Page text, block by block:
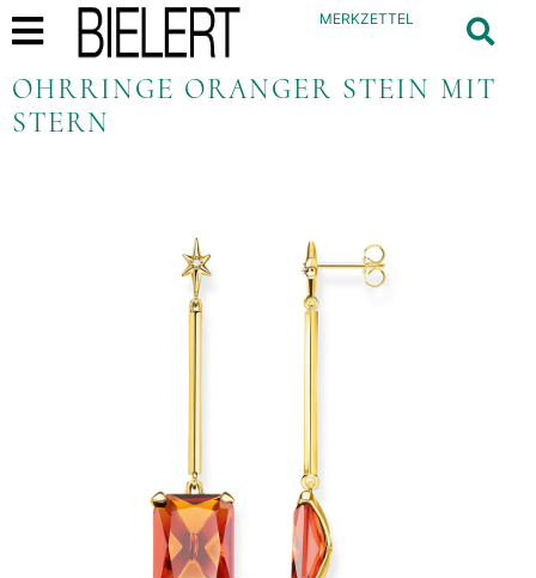
MERKZETTEL
OHRRINGE ORANGER STEIN MIT
STERN